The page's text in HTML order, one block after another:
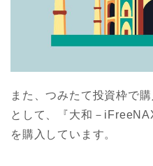
また、つみたて投資枠で
として、『大和－
を購入しています。